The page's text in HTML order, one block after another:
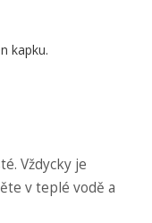
kapku.
Vždycky je
v teplé vodě a